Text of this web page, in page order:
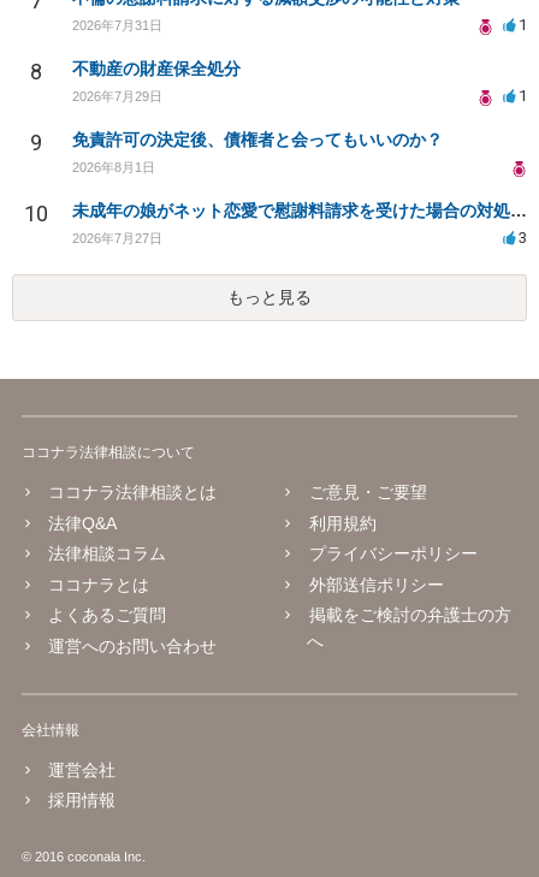
2026年7月31日 1
8 不動産の財産保全処分
2026年7月29日 1
9 免責許可の決定後、債権者と会ってもいいのか？
2026年8月1日
10 未成年の娘がネット恋愛で慰謝料請求を受けた場合の対処法は？
2026年7月27日 3
もっと見る
ココナラ法律相談について
ココナラ法律相談とは
法律Q&A
法律相談コラム
ココナラとは
よくあるご質問
運営へのお問い合わせ
ご意見・ご要望
利用規約
プライバシーポリシー
外部送信ポリシー
掲載をご検討の弁護士の方
へ
会社情報
運営会社
採用情報
© 2016 coconala Inc.